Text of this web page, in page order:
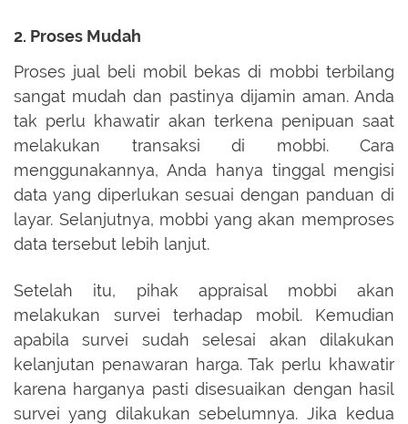
2. Proses Mudah
Proses jual beli mobil bekas di mobbi terbilang
sangat mudah dan pastinya dijamin aman. Anda
tak perlu khawatir akan terkena penipuan saat
melakukan transaksi di mobbi. Cara
menggunakannya, Anda hanya tinggal mengisi
data yang diperlukan sesuai dengan panduan di
layar. Selanjutnya, mobbi yang akan memproses
data tersebut lebih lanjut.
Setelah itu, pihak appraisal mobbi akan
melakukan survei terhadap mobil. Kemudian
apabila survei sudah selesai akan dilakukan
kelanjutan penawaran harga. Tak perlu khawatir
karena harganya pasti disesuaikan dengan hasil
survei yang dilakukan sebelumnya. Jika kedua